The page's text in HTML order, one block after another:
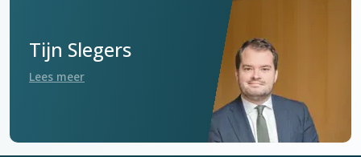
Tijn Slegers
Lees meer